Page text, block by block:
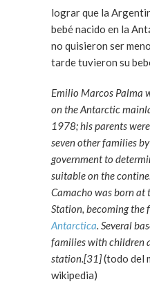
lograr que la
bebé nacido en la
no quisieron ser
tarde tuvieron su
Emilio Marcos Palma
on the Antarctic
1978; his parents
seven other families
government to
suitable on the
Camacho was born at
Station, becoming the
Antarctica. Several
families with children
station.[31](todo del
wikipedia)